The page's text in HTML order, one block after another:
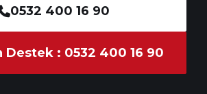
0532 400 16 90
Destek : 0532 400 16 90